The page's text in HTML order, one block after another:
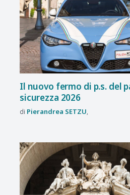
Il nuovo fermo di p.s. del
sicurezza 2026
Pierandrea SETZU